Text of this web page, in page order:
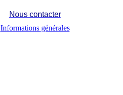
Nous contacter
Informations générales